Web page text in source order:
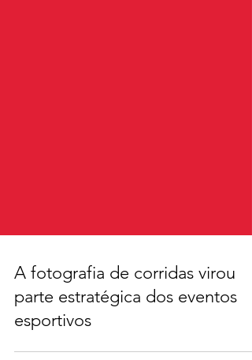
A fotografia de corridas virou
parte estratégica dos eventos
esportivos